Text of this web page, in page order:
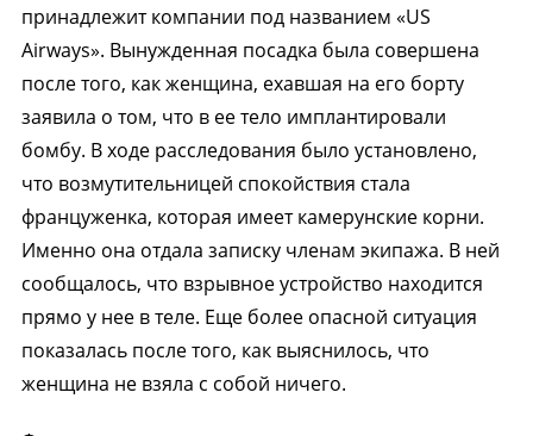
принадлежит компании под названием «US
Airways». Вынужденная посадка была совершена
после того, как женщина, ехавшая на его борту
заявила о том, что в ее тело имплантировали
бомбу. В ходе расследования было установлено,
что возмутительницей спокойствия стала
француженка, которая имеет камерунские корни.
Именно она отдала записку членам экипажа. В ней
сообщалось, что взрывное устройство находится
прямо у нее в теле. Еще более опасной ситуация
показалась после того, как выяснилось, что
женщина не взяла с собой ничего.